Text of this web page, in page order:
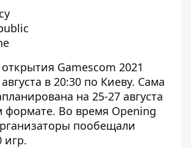
Gamescom 2021
августа в 20:30 по Киеву. Сама
на 25-27 августа
формате. Во время Opening
пообещали
игр.